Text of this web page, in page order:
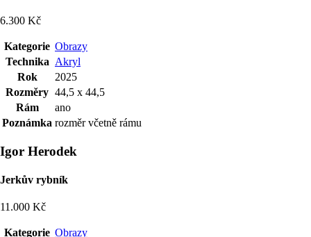
6.300 Kč
Kategorie Obrazy
Technika Akryl
Rok
2025
Rozměry 44,5 x 44,5
Rám
ano
Poznámka rozměr včetně rámu
Igor Herodek
Jerkův rybník
11.000 Kč
Kategorie Obrazy